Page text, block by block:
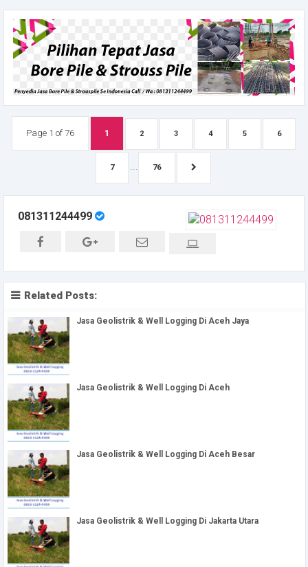
Page 1 of 76 1 2 3 4 5 6
7 76
081311244499
Related Posts:
Jasa Geolistrik & Well Logging Di Aceh Jaya
Jasa Geolistrik & Well Logging Di Aceh
Jasa Geolistrik & Well Logging Di Aceh Besar
Jasa Geolistrik & Well Logging Di Jakarta Utara